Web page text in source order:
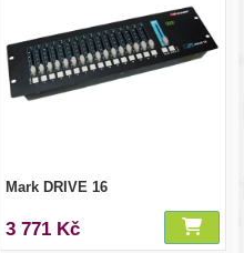
Mark DRIVE 16
3 771 Kč